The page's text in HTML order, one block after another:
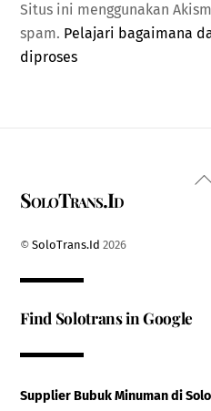
Situs ini menggunakan
spam. Pelajari bagaimana
diproses
SoloTrans.Id
©SoloTrans.Id 2026
Find Solotrans in Google
Supplier Bubuk Minuman di Solo